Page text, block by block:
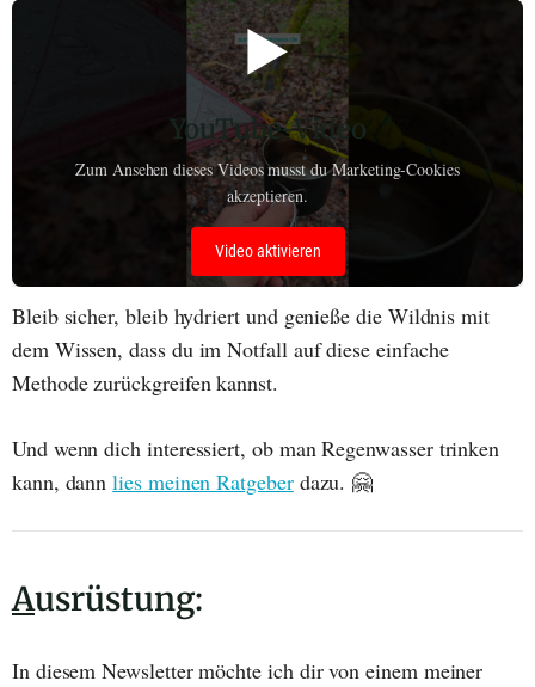
▶️
YouTube-Video
Zum Ansehen dieses Videos musst du Marketing-Cookies
akzeptieren.
Video aktivieren
Bleib sicher, bleib hydriert und genieße die Wildnis mit
dem Wissen, dass du im Notfall auf diese einfache
Methode zurückgreifen kannst.
Und wenn dich interessiert, ob man Regenwasser trinken
kann, dannlies meinen Ratgeberdazu. 🤗
Ausrüstung:
In diesem Newsletter möchte ich dir von einem meiner